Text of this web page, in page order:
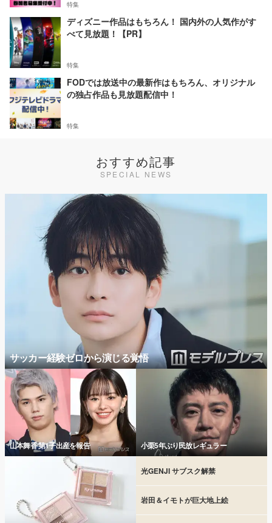
特集
ディズニー作品はもちろん！ 国内外の人気作がす
べて見放題！【PR】
特集
FODでは放送中の最新作はもちろん、オリジナル
の独占作品も見放題配信中！
特集
おすすめ記事
SPECIAL NEWS
サッカー経験ゼロから演じる覚悟
山本舞香 第1子出産を報告 小栗5年ぶり民放レギュラー
光GENJI サブスク解禁
岩田＆イモトが巨大地上絵